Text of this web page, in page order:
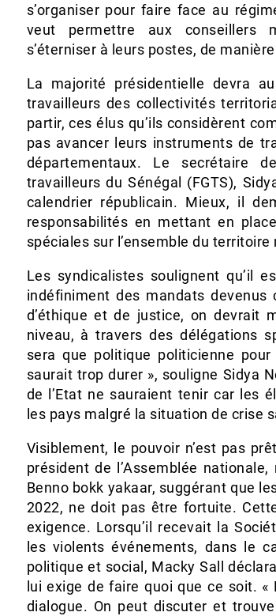
s’organiser pour faire face au
veut permettre aux conseillers
s’éterniser à leurs postes, de
La majorité présidentielle devra
travailleurs des collectivités
partir, ces élus qu’ils considèrent
pas avancer leurs instruments de
départementaux. Le secrétaire
travailleurs du Sénégal (FGTS),
calendrier républicain. Mieux, il
responsabilités en mettant en
spéciales sur l’ensemble du territoire
Les syndicalistes soulignent qu’il
indéfiniment des mandats devenus
d’éthique et de justice, on devrait
niveau, à travers des délégations
sera que politique politicienne
saurait trop durer », souligne Sidya
de l’Etat ne sauraient tenir car les
les pays malgré la situation de crise
Visiblement, le pouvoir n’est pas
président de l’Assemblée
Benno bokk yakaar, suggérant que
2022, ne doit pas être fortuite.
exigence. Lorsqu’il recevait la
les violents événements, dans le
politique et social, Macky Sall
lui exige de faire quoi que ce soit.
dialogue. On peut discuter et